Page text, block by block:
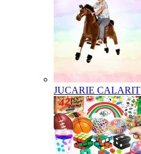
JUCARIE CALARIT